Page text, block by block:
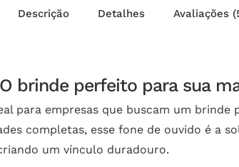
Descrição Detalhes Avaliações
brinde perfeito para sua
para empresas que buscam um
completas, esse fone de ouvido é a
um vínculo duradouro.